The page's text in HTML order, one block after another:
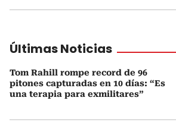
Últimas Noticias
Tom Rahill rompe record de 96
pitones capturadas en 10 días: “Es
una terapia para exmilitares”